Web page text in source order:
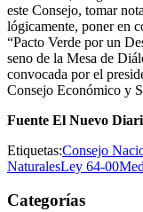
este Consejo, tomar
lógicamente, poner en
“Pacto Verde por un
seno de la Mesa de
convocada por el
Consejo Económico y
Fuente El Nuevo
Etiquetas:Consejo
NaturalesLey 64-00
Categorías